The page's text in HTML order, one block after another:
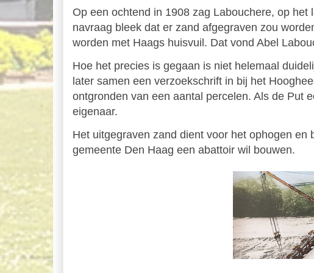
Op een ochtend in 1908 zag Labouchere, op
navraag bleek dat er zand afgegraven zou
worden met Haags huisvuil. Dat vond Abel
Hoe het precies is gegaan is niet helemaal
later samen een verzoekschrift in bij het
ontgronden van een aantal percelen. Als de Put
eigenaar.
Het uitgegraven zand dient voor het ophogen
gemeente Den Haag een abattoir wil bouwen.